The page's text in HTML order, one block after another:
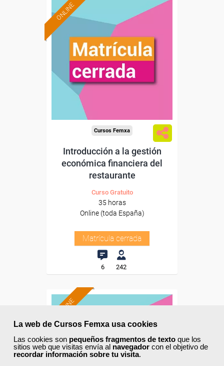
La web de Cursos Femxa usa cookies
Las cookies son pequeños fragmentos de texto que los
sitios web que visitas envía al navegador con el objetivo de
recordar información sobre tu visita.
ONLINE
Cursos Femxa
Introducción a la gestión
económica financiera del
restaurante
Curso Gratuito
35 horas
Online (toda España)
Matrícula cerrada
6 242
ONLINE